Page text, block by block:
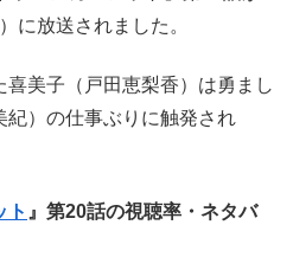
に放送されました。
美子（戸田恵梨香）は勇まし
紀）の仕事ぶりに触発され
ト 』第20話の視聴率・ネタバ